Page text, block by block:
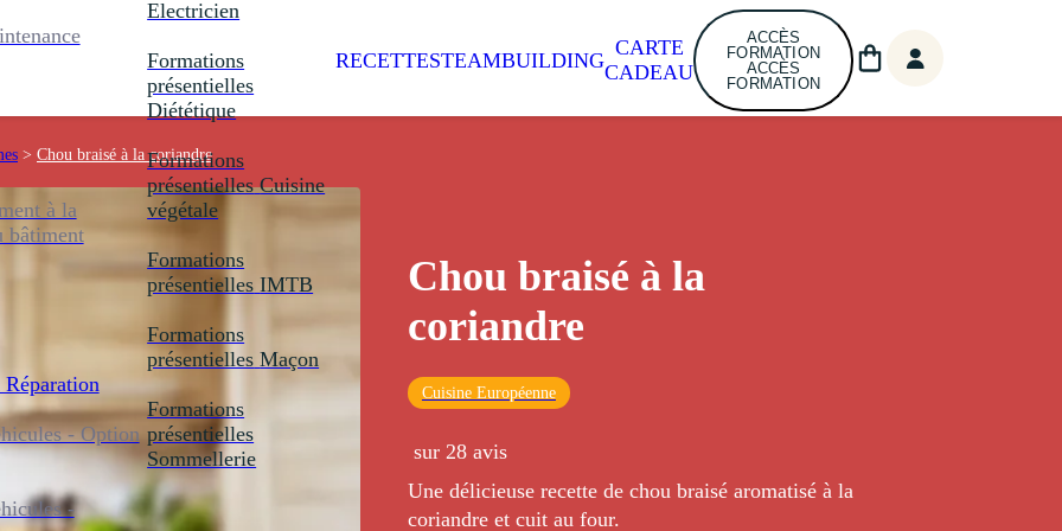
à la
bâtiment
- Option
-
Electricien
Formations
présentielles
Diététique
Formations
présentielles Cuisine
végétale
Formations
présentielles IMTB
Formations
présentielles Maçon
Formations
présentielles
Sommellerie
RECETTESTEAMBUILDING
CARTE
CADEAU
ACCÈS
FORMATION
ACCÈS
FORMATION
> Chou braisé à la coriandre
Chou braisé à la
coriandre
Cuisine Européenne
sur 28 avis
Une délicieuse recette de chou braisé aromatisé à la
coriandre et cuit au four.